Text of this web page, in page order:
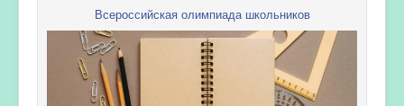
Всероссийская олимпиада школьников